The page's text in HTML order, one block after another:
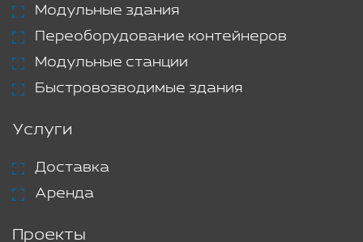
Модульные здания
Переоборудование контейнеров
Модульные станции
Быстровозводимые здания
Услуги
Доставка
Аренда
Проекты